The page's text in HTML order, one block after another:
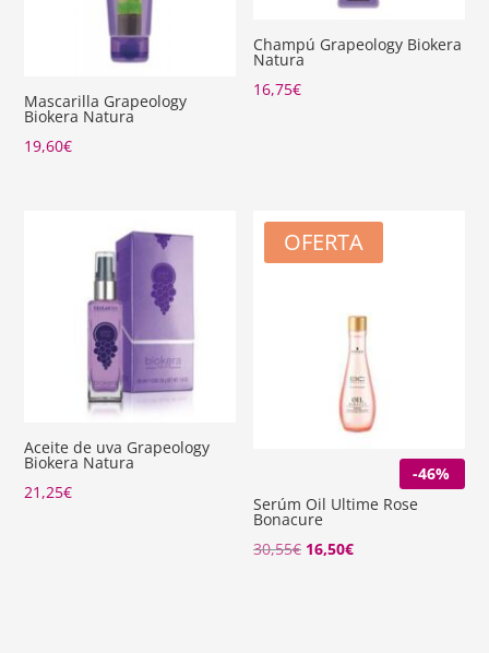
Mascarilla Grapeology
Biokera Natura
19,60€
Champú Grapeology Biokera
Natura
16,75€
Aceite de uva Grapeology
Biokera Natura
21,25€
OFERTA
-46%
Serúm Oil Ultime Rose
Bonacure
30,55€ El
16,50€El